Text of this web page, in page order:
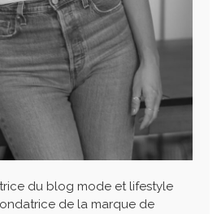
du blog mode et lifestyle
fondatrice de la marque de